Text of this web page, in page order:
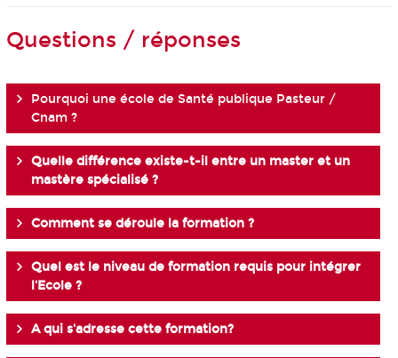
Questions / réponses
Pourquoi une école de Santé publique Pasteur /
Cnam ?
Quelle différence existe-t-il entre un master et un
mastère spécialisé ?
Comment se déroule la formation ?
Quel est le niveau de formation requis pour intégrer
l'Ecole ?
A qui s'adresse cette formation?